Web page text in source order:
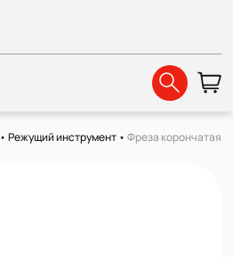
•Режущий инструмент •Фреза корончатая